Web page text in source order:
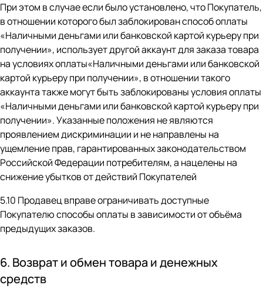
При этом в случае если было установлено, что Покупатель,
в отношении которого был заблокирован способ оплаты
«Наличными деньгами или банковской картой курьеру при
получении», использует другой аккаунт для заказа товара
на условиях оплаты«Наличными деньгами или банковской
картой курьеру при получении», в отношении такого
аккаунта также могут быть заблокированы условия оплаты
«Наличными деньгами или банковской картой курьеру при
получении». Указанные положения не являются
проявлением дискриминации и не направлены на
ущемление прав, гарантированных законодательством
Российской Федерации потребителям, а нацелены на
снижение убытков от действий Покупателей
5.10 Продавец вправе ограничивать доступные
Покупателю способы оплаты в зависимости от объёма
предыдущих заказов.
6. Возврат и обмен товара и денежных
средств